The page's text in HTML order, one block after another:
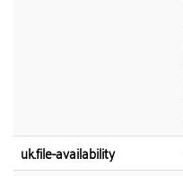
uk.file-availability